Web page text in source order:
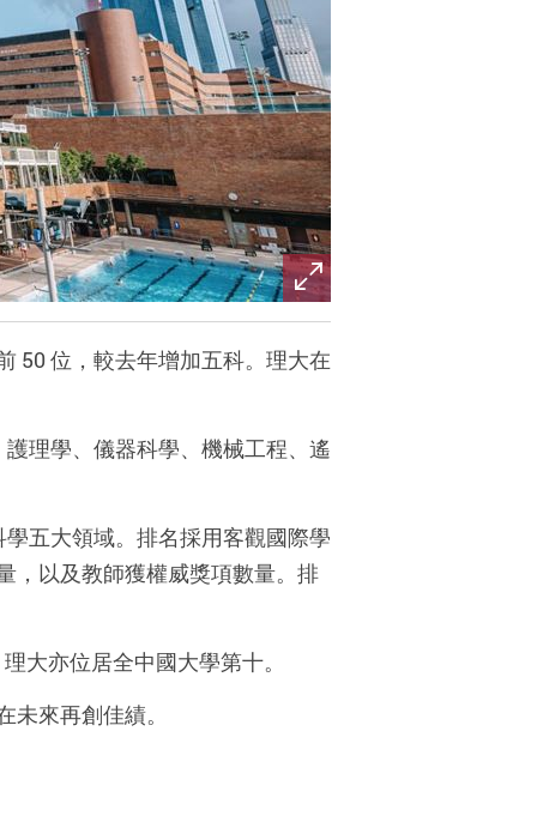
50 位，較去年增加五科。理大在
理學、儀器科學、機械工程、遙
五大領域。排名採用客觀國際學
，以及教師獲權威獎項數量。排
大亦位居全中國大學第十。
來再創佳績。